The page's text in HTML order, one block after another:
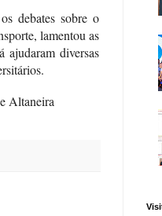
debates sobre o
lamentou as
ajudaram diversas
Altaneira